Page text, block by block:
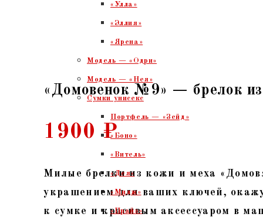
«Улла»
«Эллия»
«Ярена»
Модель — «Одри»
Модель — «Нея»
Сумки унисекс
Портфель — «Зейд»
«Боно»
«Витель»
«Дея»
«Мидж»
«Прайз»
«Домовенок №9» — брелок
1900₽
Милые брелки из кожи и меха
украшением для ваших ключей,
к сумке и красивым аксессуаром в